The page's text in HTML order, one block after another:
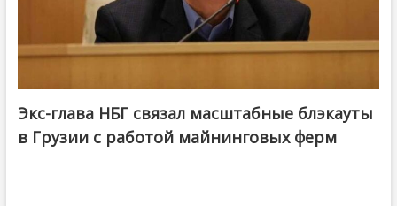
Экс-глава НБГ связал масштабные блэкауты
в Грузии с работой майнинговых ферм